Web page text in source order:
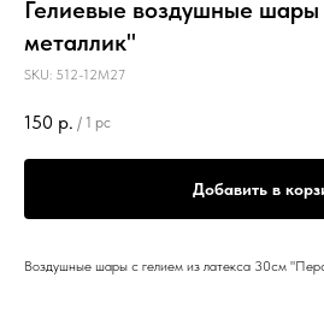
Гелиевые воздушные
металлик"
SKU: 512-12M27
150 р. / 1 pc
Добавить в
Воздушные шары с гелием из латекса 30см